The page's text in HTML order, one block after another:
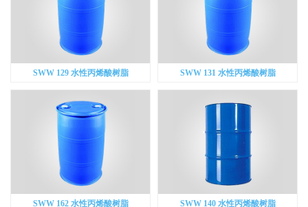
SWW 129 水性丙烯酸树脂 SWW 131 水性丙烯酸树脂
SWW 162 水性丙烯酸树脂 SWW 140 水性丙烯酸树脂